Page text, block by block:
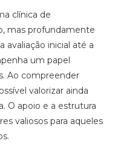
clínica de
mas profundamente
avaliação inicial até a
um papel
Ao compreender
valorizar ainda
O apoio e a estrutura
valiosos para aqueles